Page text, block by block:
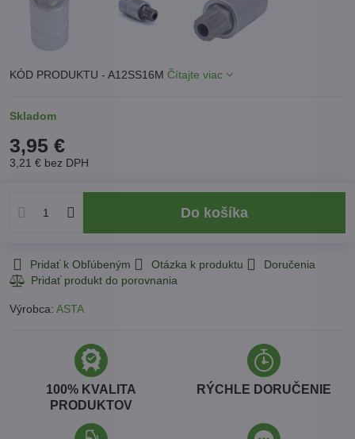
KÓD PRODUKTU - A12SS16M Čítajte viac
Skladom
3,95 €
3,21 € bez DPH
Do košíka
Pridať k Obľúbeným Otázka k produktu Doručenia
Výrobca: ASTA
100% KVALITA
PRODUKTOV
RÝCHLE DORUČENIE